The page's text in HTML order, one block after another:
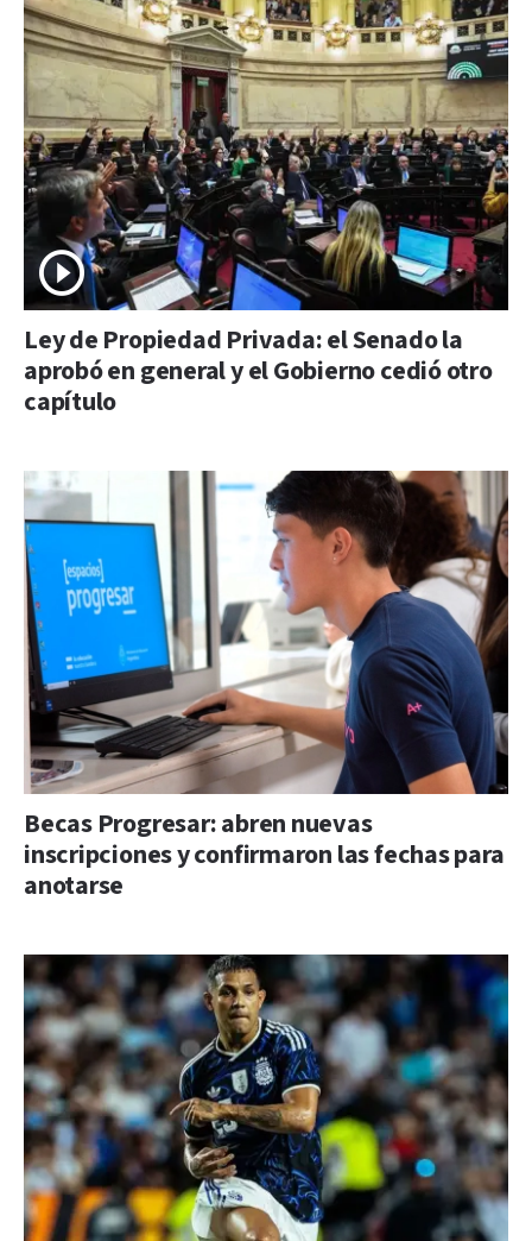
Ley de Propiedad Privada: el Senado la
aprobó en general y el Gobierno cedió otro
capítulo
Becas Progresar: abren nuevas
inscripciones y confirmaron las fechas para
anotarse